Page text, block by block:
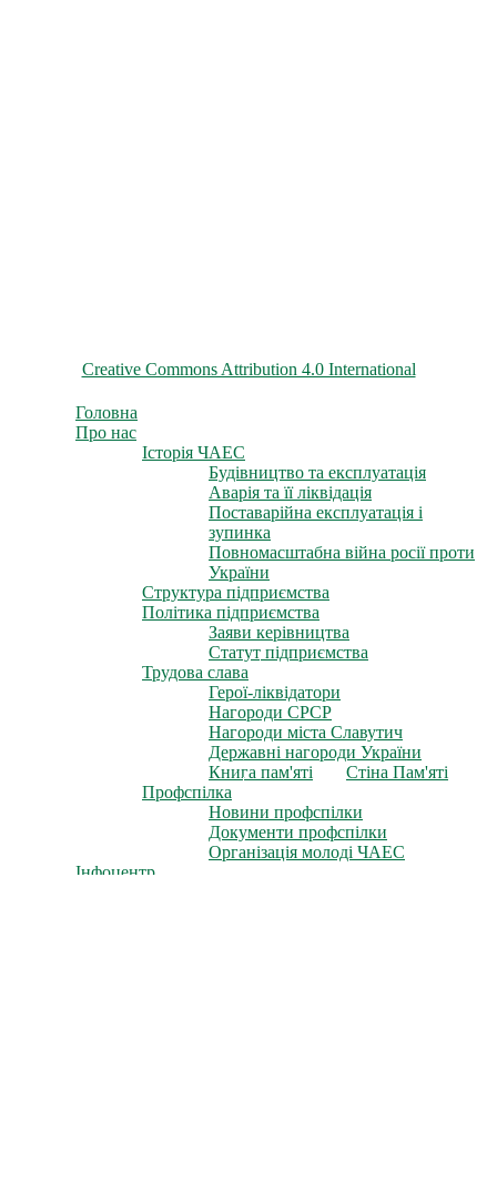
Creative Commons Attribution 4.0 International
Головна
Про нас
Історія ЧАЕС
Будівництво та експлуатація
Аварія та її ліквідація
Поставарійна експлуатація і
зупинка
Повномасштабна війна росії проти
України
Структура підприємства
Політика підприємства
Заяви керівництва
Статут підприємства
Трудова слава
Герої-ліквідатори
Нагороди СРСР
Нагороди міста Славутич
Державні нагороди України
Книга пам'яті
Стіна Пам'яті
Профспілка
Новини профспілки
Документи профспілки
Організація молоді ЧАЕС
Інфоцентр